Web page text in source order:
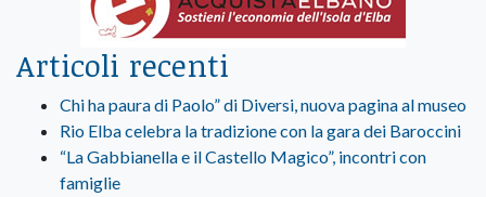
Articoli recenti
Chi ha paura di Paolo” di Diversi, nuova pagina al museo
Rio Elba celebra la tradizione con la gara dei Baroccini
“La Gabbianella e il Castello Magico”, incontri con
famiglie